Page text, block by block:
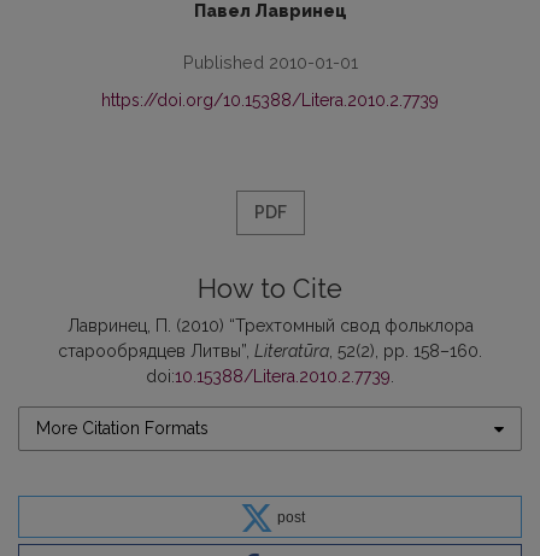
Павел Лавринец
Published 2010-01-01
https://doi.org/10.15388/Litera.2010.2.7739
PDF
How to Cite
Лавринец, П. (2010) “Трехтомный свод фольклора
старообрядцев Литвы”, Literatūra , 52(2), pp. 158–160.
doi:10.15388/Litera.2010.2.7739
More Citation Formats
post